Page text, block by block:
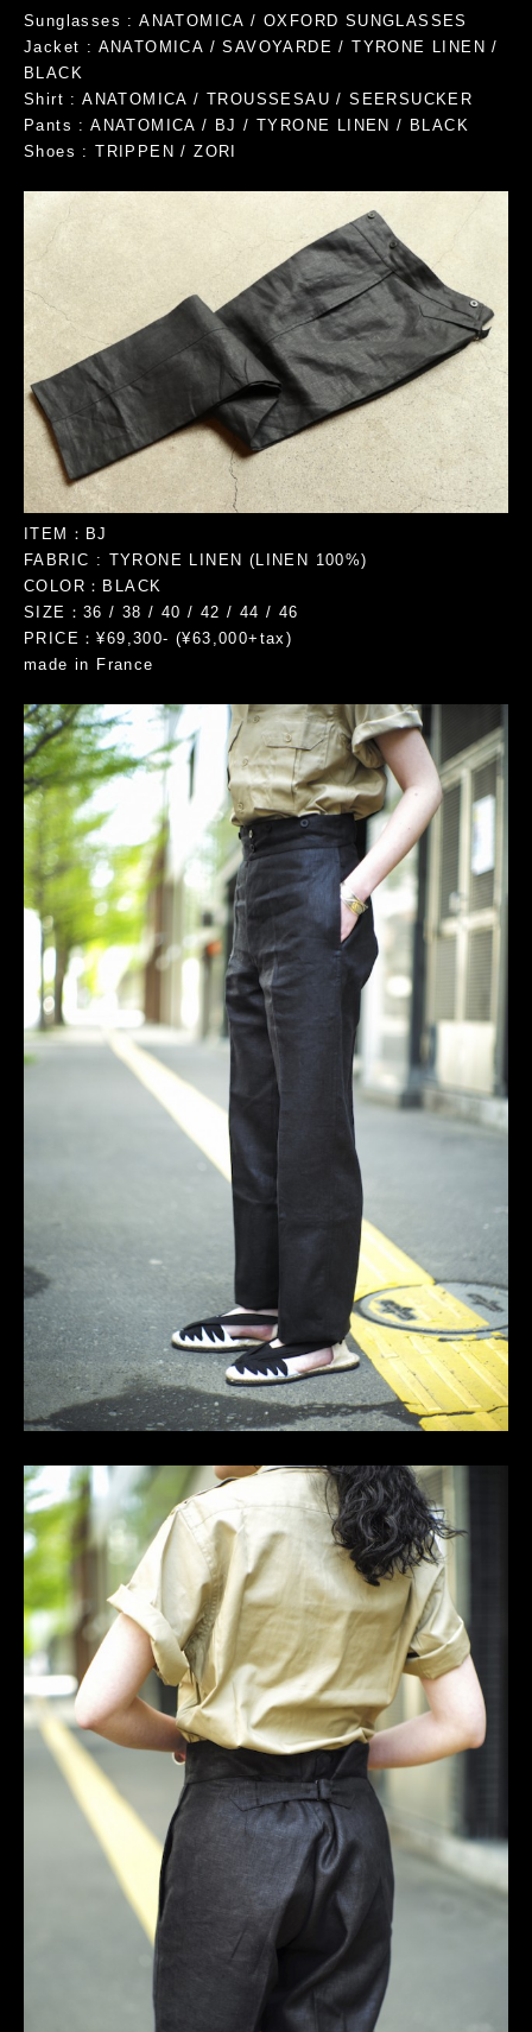
Sunglasses : ANATOMICA / OXFORD SUNGLASSES
Jacket : ANATOMICA / SAVOYARDE / TYRONE LINEN /
BLACK
Shirt : ANATOMICA / TROUSSESAU / SEERSUCKER
Pants : ANATOMICA / BJ / TYRONE LINEN / BLACK
Shoes : TRIPPEN / ZORI
ITEM：BJ
FABRIC : TYRONE LINEN (LINEN 100%)
COLOR：BLACK
SIZE：36 / 38 / 40 / 42 / 44 / 46
PRICE：¥69,300- (¥63,000+tax)
made in France